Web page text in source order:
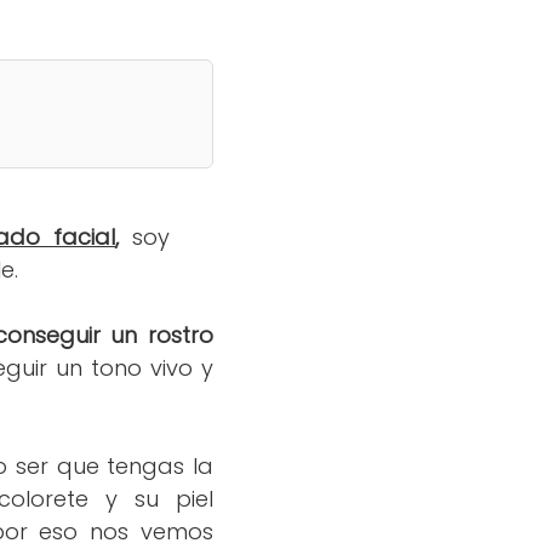
facial,soy
un rostro
un tono vivo y
ser que tengas la
y su piel
eso nos vemos